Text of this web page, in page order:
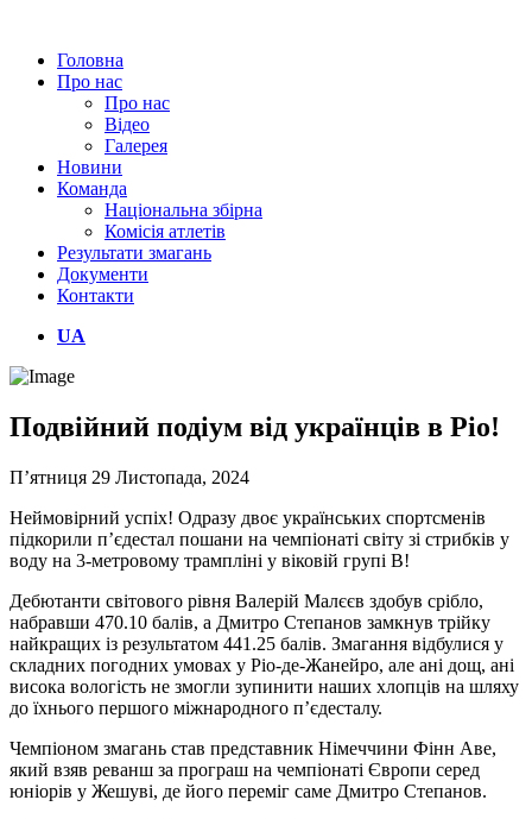
Головна
Про нас
Про нас
Відео
Галерея
Новини
Команда
Національна збірна
Комісія атлетів
Результати змагань
Документи
Контакти
UA
Подвійний подіум від українців в Ріо!
П’ятниця 29 Листопада, 2024
Неймовірний успіх! Одразу двоє українських спортсменів
підкорили п’єдестал пошани на чемпіонаті світу зі стрибків у
воду на 3-метровому трампліні у віковій групі В!
Дебютанти світового рівня Валерій Малєєв здобув срібло,
набравши 470.10 балів, а Дмитро Степанов замкнув трійку
найкращих із результатом 441.25 балів. Змагання відбулися у
складних погодних умовах у Ріо-де-Жанейро, але ані дощ, ані
висока вологість не змогли зупинити наших хлопців на шляху
до їхнього першого міжнародного п’єдесталу.
Чемпіоном змагань став представник Німеччини Фінн Аве,
який взяв реванш за програш на чемпіонаті Європи серед
юніорів у Жешуві, де його переміг саме Дмитро Степанов.